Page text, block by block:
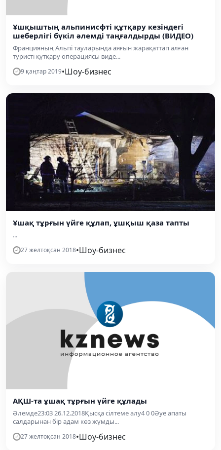
Ұшқыштың альпинисфті құтқару кезіндегі
шеберлігі бүкіл әлемді таңғалдырды (ВИДЕО)
Францияның Альпі тауларында аяғын жарақаттап алған
туристі құтқару операциясы виде...
9 қаңтар 2019•Шоу-бизнес
Ұшақ тұрғын үйге құлап, ұшқыш қаза тапты
...
27 желтоқсан 2018•Шоу-бизнес
АҚШ-та ұшақ тұрғын үйге құлады
Әлемде23:03 26.12.2018Қысқа сілтеме алу4 0 0Әуе апаты
салдарынан бір адам көз жұмды...
27 желтоқсан 2018•Шоу-бизнес